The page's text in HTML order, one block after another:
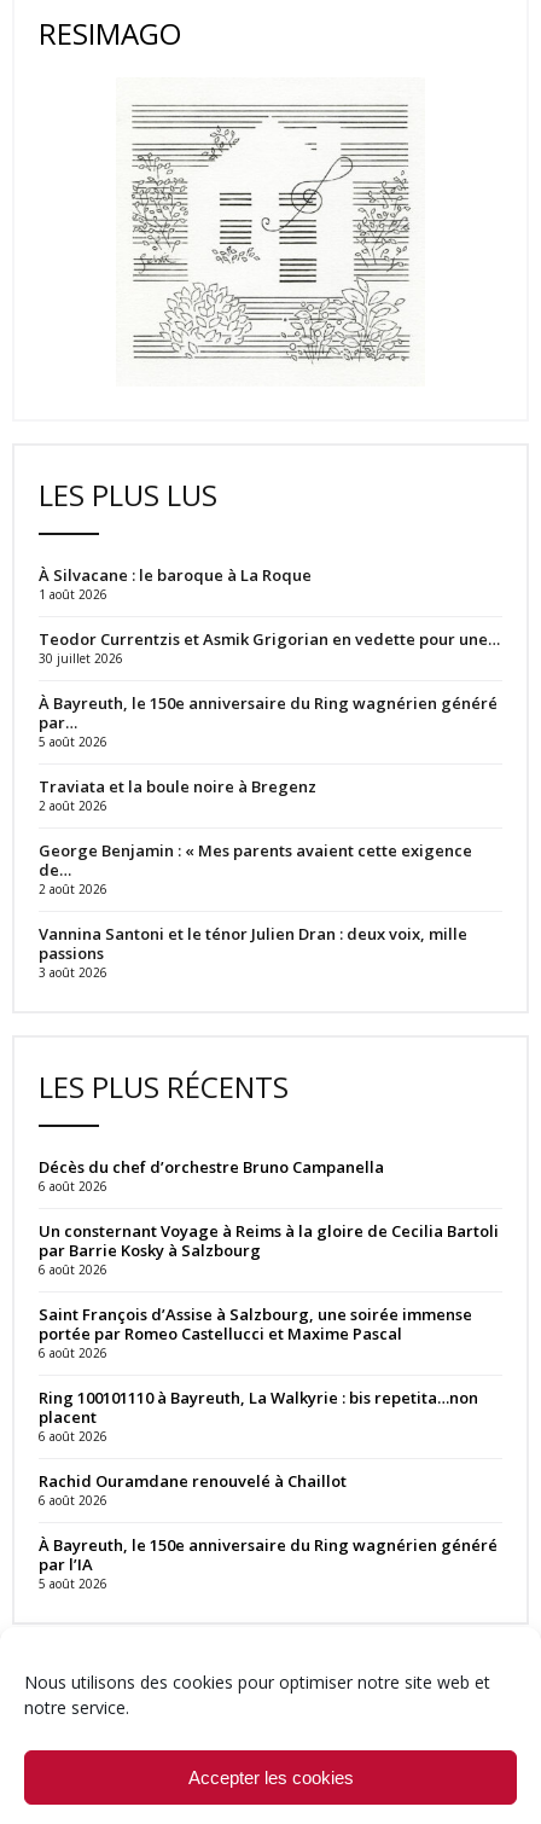
Nous utilisons des cookies pour optimiser notre site web et
notre service.
Accepter les cookies
RESIMAGO
LES PLUS LUS
À Silvacane : le baroque à La Roque
1 août 2026
Teodor Currentzis et Asmik Grigorian en vedette pour une…
30 juillet 2026
À Bayreuth, le 150e anniversaire du Ring wagnérien généré
par…
5 août 2026
Traviata et la boule noire à Bregenz
2 août 2026
George Benjamin : « Mes parents avaient cette exigence
de…
2 août 2026
Vannina Santoni et le ténor Julien Dran : deux voix, mille
passions
3 août 2026
LES PLUS RÉCENTS
Décès du chef d’orchestre Bruno Campanella
6 août 2026
Un consternant Voyage à Reims à la gloire de Cecilia Bartoli
par Barrie Kosky à Salzbourg
6 août 2026
Saint François d’Assise à Salzbourg, une soirée immense
portée par Romeo Castellucci et Maxime Pascal
6 août 2026
Ring 100101110 à Bayreuth, La Walkyrie : bis repetita…non
placent
6 août 2026
Rachid Ouramdane renouvelé à Chaillot
6 août 2026
À Bayreuth, le 150e anniversaire du Ring wagnérien généré
par l’IA
5 août 2026